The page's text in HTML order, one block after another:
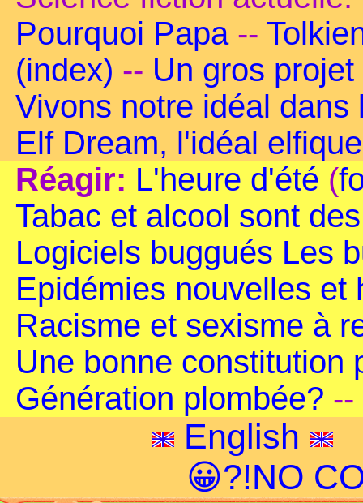
Pourquoi Papa--
(index) -- Un gros projet
Vivons notre idéal
Elf Dream, l'idéal elfique
Réagir: L'heure d'été (
Tabac et alcool sont
Logiciels buggués Les
Epidémies nouvelles et
Racisme et sexisme à
Une bonne constitution
Génération plombée? --
English
😀?!NO